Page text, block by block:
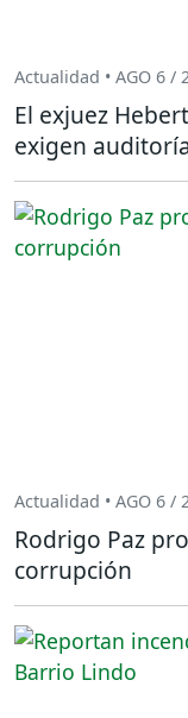
Actualidad • AGO 6 /
El exjuez
exigen
Actualidad • AGO 6 /
Rodrigo Paz
corrupción